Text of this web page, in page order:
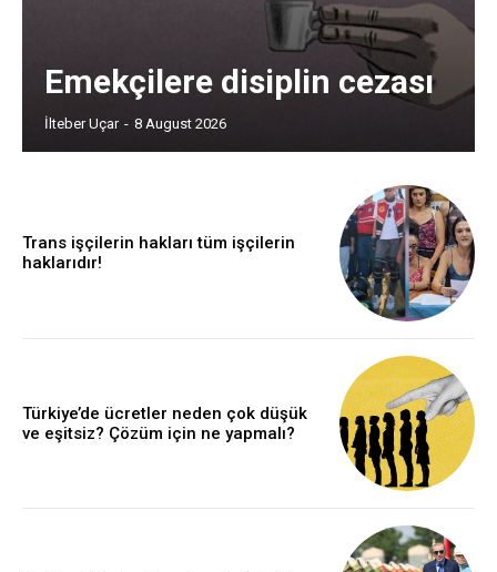
Emekçilere disiplin cezası
İlteber Uçar - 8 August 2026
Trans işçilerin hakları tüm işçilerin
haklarıdır!
Türkiye’de ücretler neden çok düşük
ve eşitsiz? Çözüm için ne yapmalı?